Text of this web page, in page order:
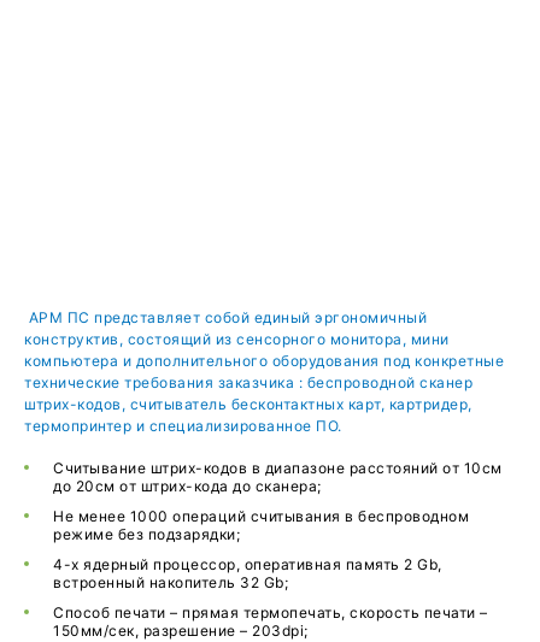
АРМ ПС представляет собой единый эргономичный
конструктив, состоящий из сенсорного монитора, мини
компьютера и дополнительного оборудования под конкретные
технические требования заказчика : беспроводной сканер
штрих-кодов, считыватель бесконтактных карт, картридер,
термопринтер и специализированное ПО.
Считывание штрих-кодов в диапазоне расстояний от 10см
до 20см от штрих-кода до сканера;
Не менее 1000 операций считывания в беспроводном
режиме без подзарядки;
4-х ядерный процессор, оперативная память 2 Gb,
встроенный накопитель 32 Gb;
Способ печати – прямая термопечать, скорость печати –
150мм/сек, разрешение – 203dpi;